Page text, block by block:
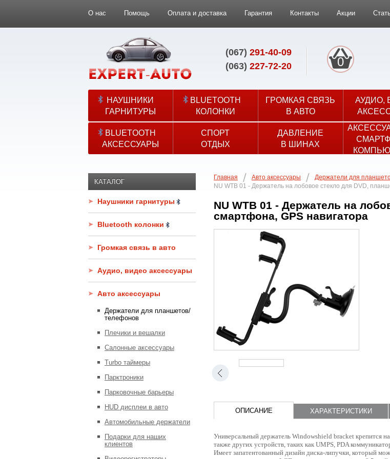
О нас Помощь Оплата и доставка Гарантия Контакты Акции
(067) 291-40-09
(063) 227-72-20 0
НАУШНИКИ
ГАРНИТУРЫ
BLUETOOTH
КОЛОНКИ
ГРОМКАЯ СВЯЗЬ
В АВТО
АУДИО,
BLUETOOTH
АКСЕССУАРЫ
СПОРТ
ОТДЫХ
ДАВЛЕНИЕ
В ШИНАХ
КАТАЛОГ
Наушники гарнитуры
Bluetooth колонки
Громкая связь в авто
Аудио, видео аксессуары
Авто аксессуары
Держатели для планшетов/
телефонов
Плечики и вешалки
Салонные аксессуары
Turbo таймеры
Парктроники
Парковочные барьеры
HUD дисплеи в авто
Автомобильные держатели
Подарки для наших
клиентов
Главная Авто аксессуары
Держатели для
NU WTB 01 - Держатель на лобовое стекло для DVD,
NU WTB 01 - Держатель на
смартфона, GPS навигатора
ОПИСАНИЕ ХАРАКТЕРИСТИКИ
Универсальный держатель Windowshield bracket крепится
также других устройств, таких как UMPS, PDA
Имеет запатентованный дизайн диска-липучки, который